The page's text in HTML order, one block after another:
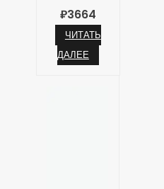
₽3664
ЧИТАТЬ
ДАЛЕЕ